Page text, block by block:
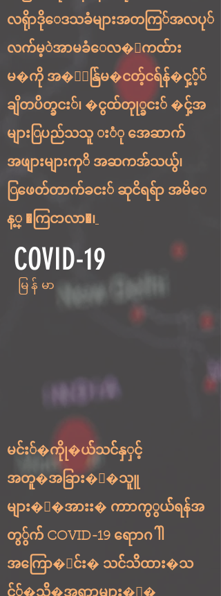
လရိုာဒိုေဒသခံများအတကြ်အလပု်
လက်မ့ဲအာမခံေလ�ာကထ်ား
မ�ကို အ�ိှန်ြမ�ငတ့်ငရ်န်�ငှ့့််
ချိတပ်ိတ္ခငး်၊ �ငွထ်တုု္ခငး် �ငှ့်အ
များြပည်သသူ းံု အေဆာက်
အဖျားများကုိ အဆကအ်သယွ်၊
ြဖေတ်တာက်ခငး် ဆုငိရရ်ာ အမိေ
န့္ �ကြငာလာ�၊
COVID-19
မြန်မာ
မင်း်�ကိုု�ယ််သင််နှှင့်
အတူ�အခြား�း�သူူ
များ�း�အားး� ကာာကွွယ်််ရန်အ
တွွ်က်် COVID-19 ရောာဂါါ
အကြော�ာင်း� သင််သိိထား�သ